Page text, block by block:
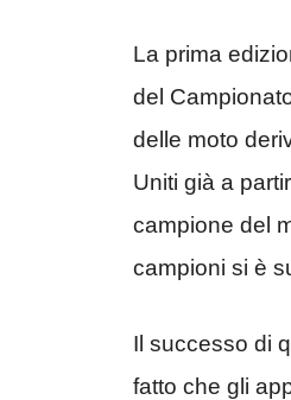
La prima
del
delle moto
Uniti già a
campione del
campioni si è
Il successo di
fatto che gli